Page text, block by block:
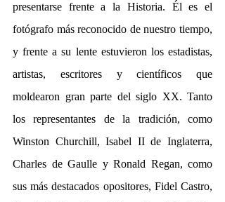
presentarse frente a la Historia. Él es el
fotógrafo más reconocido de nuestro tiempo,
y frente a su lente estuvieron los estadistas,
artistas, escritores y científicos que
moldearon gran parte del siglo XX. Tanto
los representantes de la tradición, como
Winston Churchill, Isabel II de Inglaterra,
Charles de Gaulle y Ronald Regan, como
sus más destacados opositores, Fidel Castro,